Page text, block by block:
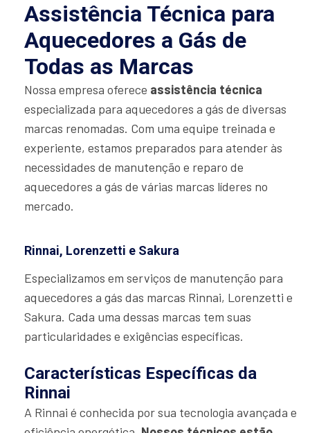
Assistência Técnica para
Aquecedores a Gás de
Todas as Marcas
Nossa empresa oferece assistência técnica
especializada para aquecedores a gás de diversas
marcas renomadas. Com uma equipe treinada e
experiente, estamos preparados para atender às
necessidades de manutenção e reparo de
aquecedores a gás de várias marcas líderes no
mercado.
Rinnai, Lorenzetti e Sakura
Especializamos em serviços de manutenção para
aquecedores a gás das marcas Rinnai, Lorenzetti e
Sakura. Cada uma dessas marcas tem suas
particularidades e exigências específicas.
Características Específicas da
Rinnai
A Rinnai é conhecida por sua tecnologia avançada e